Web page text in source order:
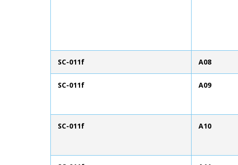
SC-011f A08
SC-011f A09
SC-011f A10